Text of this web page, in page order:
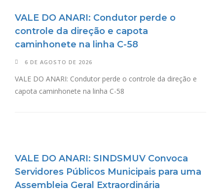
VALE DO ANARI: Condutor perde o
controle da direção e capota
caminhonete na linha C-58
6 DE AGOSTO DE 2026
VALE DO ANARI: Condutor perde o controle da direção e
capota caminhonete na linha C-58
VALE DO ANARI: SINDSMUV Convoca
Servidores Públicos Municipais para uma
Assembleia Geral Extraordinária